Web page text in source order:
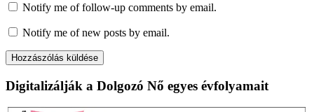
Notify me of follow-up comments by email.
Notify me of new posts by email.
Digitalizálják a Dolgozó Nő egyes évfolyamait